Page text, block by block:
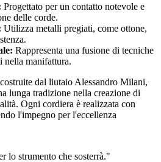
Progettato per un contatto notevole e
delle corde.
Utilizza metalli pregiati, come ottone,
Rappresenta una fusione di tecniche
nella manifattura.
dal liutaio Alessandro Milani,
lunga tradizione nella creazione di
Ogni cordiera è realizzata con
l'impegno per l'eccellenza
lo strumento che sosterrà."